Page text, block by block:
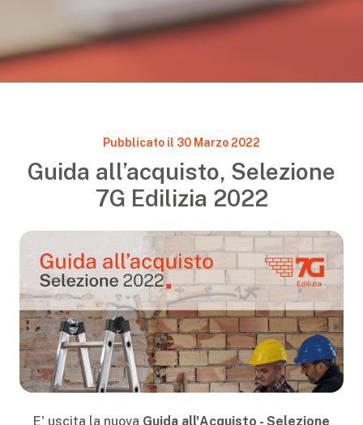
Pubblicato il 30 Marzo 2022
Guida all’acquisto, Selezione
7G Edilizia 2022
E' uscita la nuova Guida all'Acquisto - Selezione